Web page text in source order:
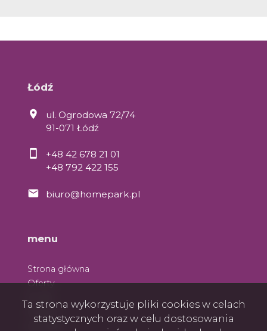
Łódź
ul. Ogrodowa 72/74
91-071 Łódź
+48 42 678 21 01
+48 792 422 155
biuro@homepark.pl
menu
Strona główna
Oferty
Kontakt
Ta strona wykorzystuje pliki cookies w celach
statystycznych oraz w celu dostosowania